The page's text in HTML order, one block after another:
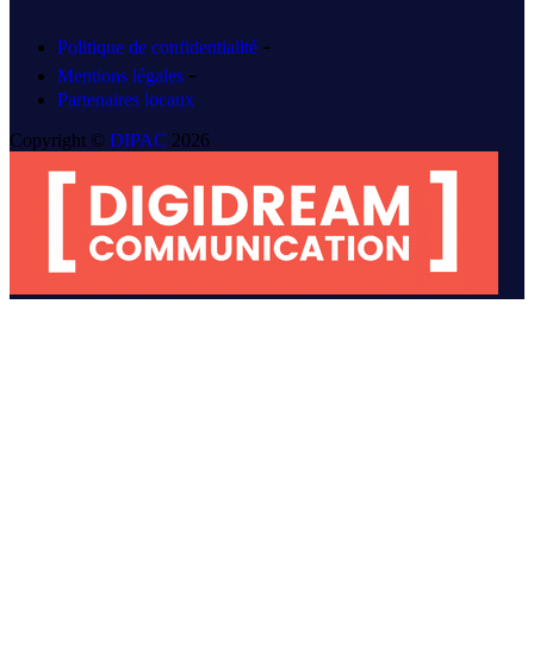
Politique de confidentialité -
Mentions légales -
Partenaires locaux
Copyright © DIPAC 2026